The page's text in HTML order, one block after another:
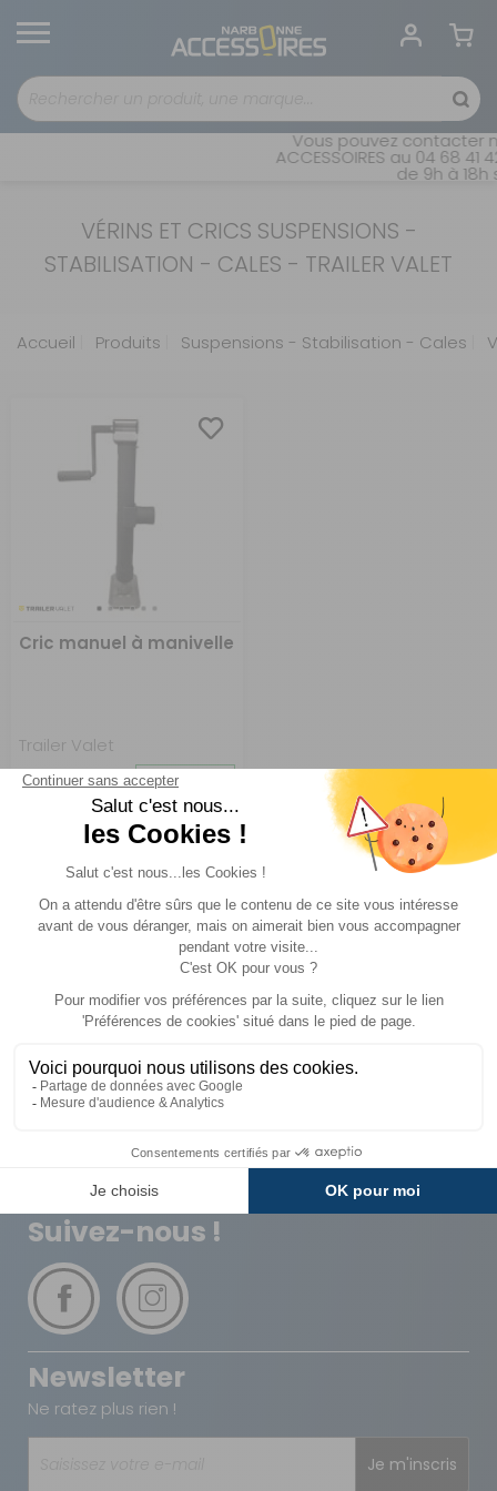
Vous pouvez contacter
ACCESSOIRES au 04 68
de 9h à 18h
VÉRINS ET CRICS SUSPENSIONS -
STABILISATION - CALES - TRAILER VALET
Accueil Produits Suspensions - Stabilisation - Cales
Cric manuel à manivelle
Trailer Valet
Réf : P974580 EN STOCK
MODÈLE
319 €
Expédié sous 72h Sécurisés
Carte de fidélité Plusieurs fois
Suivez-nous !
Newsletter
Ne ratez plus rien !
Je m'inscris